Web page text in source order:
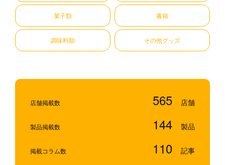
菓子類 書籍
調味料類 その他グッズ
店舗掲載数 565
製品掲載数 144
掲載コラム数 110